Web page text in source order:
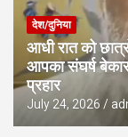
देश/दुनिया
आधी रात को
आपका संघर्ष बेकार
प्रहार
July 24, 2026